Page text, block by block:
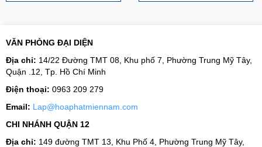
VĂN PHÒNG ĐẠI DIỆN
Địa chỉ: 14/22 Đường TMT 08, Khu phố 7, Phường Trung Mỹ Tây,
Quận .12, Tp. Hồ Chí Minh
Điện thoại: 0963 209 279
Email: Lap@hoaphatmiennam.com
CHI NHÁNH QUẬN 12
Địa chỉ: 149 đường TMT 13, Khu Phố 4, Phường Trung Mỹ Tây,